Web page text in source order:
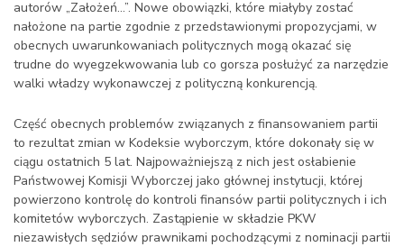
autorów „Założeń…”. Nowe obowiązki, które miałyby zostać
nałożone na partie zgodnie z przedstawionymi propozycjami, w
obecnych uwarunkowaniach politycznych mogą okazać się
trudne do wyegzekwowania lub co gorsza posłużyć za narzędzie
walki władzy wykonawczej z polityczną konkurencją.
Część obecnych problemów związanych z finansowaniem partii
to rezultat zmian w Kodeksie wyborczym, które dokonały się w
ciągu ostatnich 5 lat. Najpoważniejszą z nich jest osłabienie
Państwowej Komisji Wyborczej jako głównej instytucji, której
powierzono kontrolę do kontroli finansów partii politycznych i ich
komitetów wyborczych. Zastąpienie w składzie PKW
niezawisłych sędziów prawnikami pochodzącymi z nominacji partii